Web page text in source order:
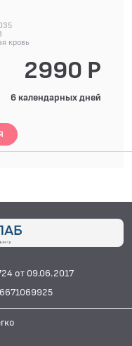
кровь
2990 Р
6 календарных дней
от 09.06.2017